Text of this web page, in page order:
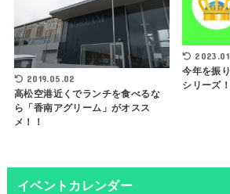
2019.05.02
高松空港近くでランチを食べるな
ら「香南アグリーム」がオスス
メ！！
今年を振
シリーズ！
イベントカレンダー